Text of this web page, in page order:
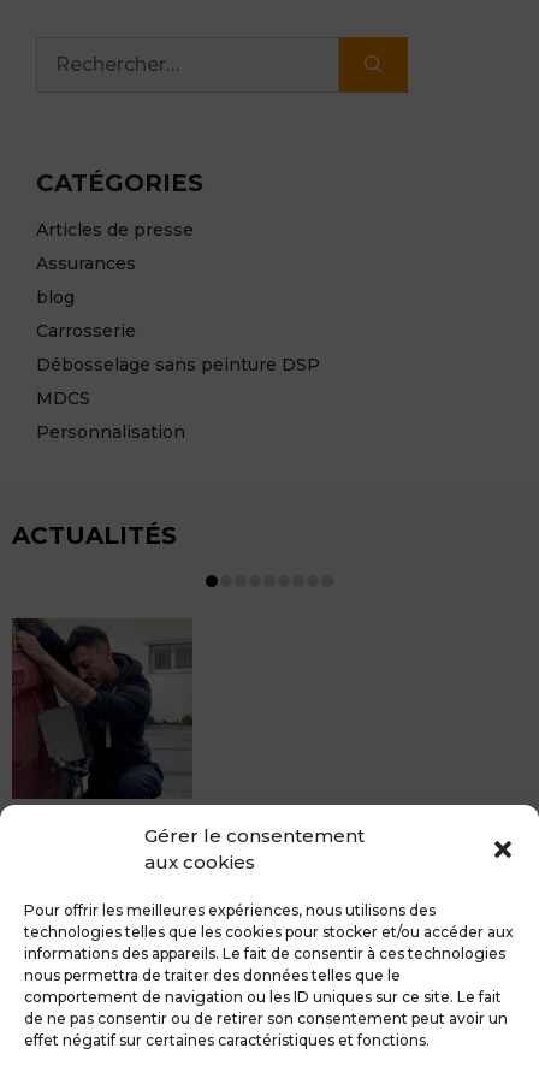
Gérer le consentement
aux cookies
Pour offrir les meilleures expériences, nous utilisons des
technologies telles que les cookies pour stocker et/ou accéder aux
informations des appareils. Le fait de consentir à ces technologies
nous permettra de traiter des données telles que le
comportement de navigation ou les ID uniques sur ce site. Le fait
de ne pas consentir ou de retirer son consentement peut avoir un
effet négatif sur certaines caractéristiques et fonctions.
CATÉGORIES
Articles de presse
Assurances
blog
Carrosserie
Débosselage sans peinture DSP
MDCS
Personnalisation
ACTUALITÉS
peinture, sans rendez-vous mais Avec le sourire :)
du débosselage vous accueille sans rendez-...
MDCS GROUPE
Mentions légales